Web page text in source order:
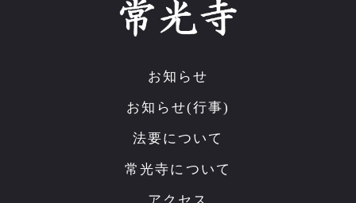
お知らせ
お知らせ(行事)
法要について
常光寺について